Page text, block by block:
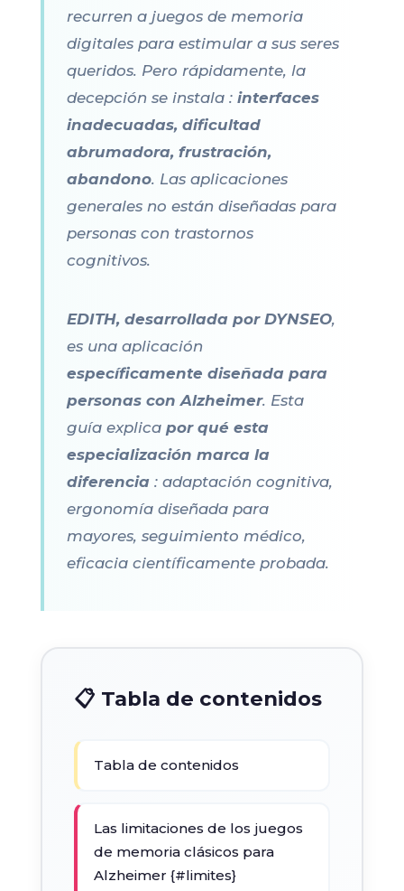
recurren a juegos de memoria
digitales para estimular a sus seres
queridos. Pero rápidamente, la
decepción se instala : interfaces
inadecuadas, dificultad
abrumadora, frustración,
abandono. Las aplicaciones
generales no están diseñadas para
personas con trastornos
cognitivos.
EDITH, desarrollada por DYNSEO,
es una aplicación
específicamente diseñada para
personas con Alzheimer. Esta
guía explica por qué esta
especialización marca la
diferencia: adaptación cognitiva,
ergonomía diseñada para
mayores, seguimiento médico,
eficacia científicamente probada.
📋 Tabla de contenidos
Tabla de contenidos
Las limitaciones de los juegos
de memoria clásicos para
Alzheimer {#limites}